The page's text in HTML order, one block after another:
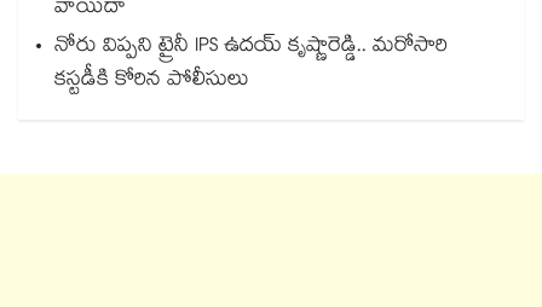
వాయిదా
నోరు విప్పని ట్రైనీ IPS ఉదయ్ కృష్ణారెడ్డి.. మరోసారి
కస్టడీకి కోరిన పోలీసులు